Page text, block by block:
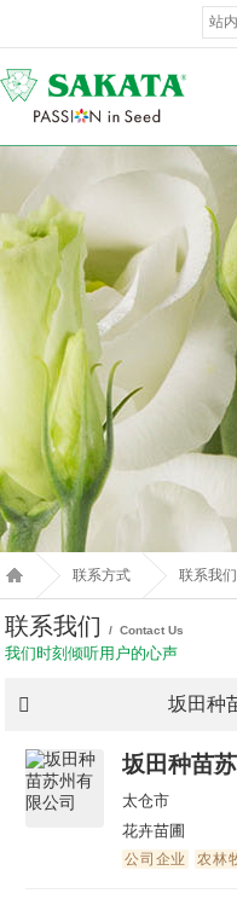
联系方式 联系我们
联系我们 / Contact Us
我们时刻倾听用户的心声